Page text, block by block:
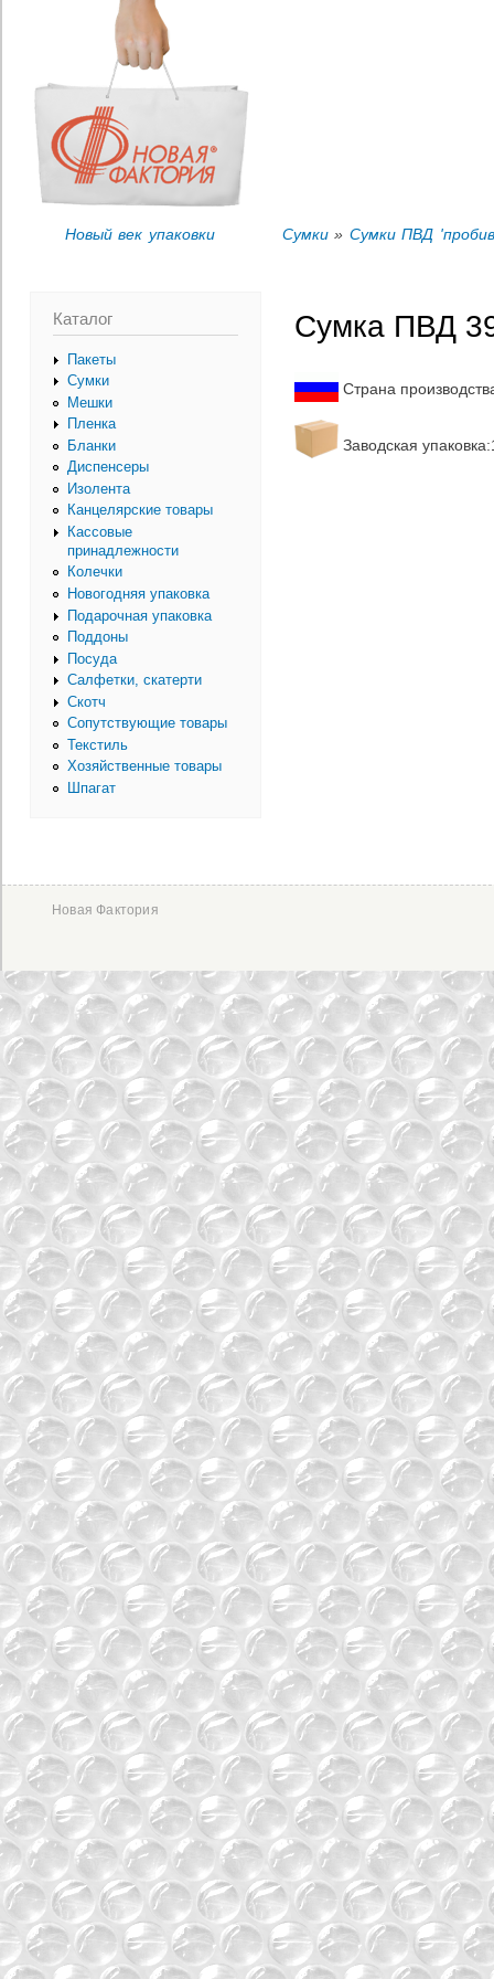
Новый век упаковки Сумки » Сумки ПВД
Каталог
Пакеты
Сумки
Мешки
Пленка
Бланки
Диспенсеры
Изолента
Канцелярские товары
Кассовые
принадлежности
Колечки
Новогодняя упаковка
Подарочная упаковка
Поддоны
Посуда
Салфетки, скатерти
Скотч
Сопутствующие товары
Текстиль
Хозяйственные товары
Шпагат
Сумка ПВД
Страна
Заводская
Новая Фактория